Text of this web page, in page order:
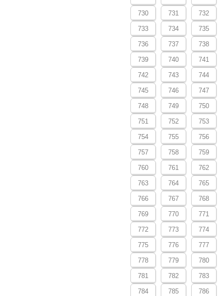
730 731 732
733 734 735
736 737 738
739 740 741
742 743 744
745 746 747
748 749 750
751 752 753
754 755 756
757 758 759
760 761 762
763 764 765
766 767 768
769 770 771
772 773 774
775 776 777
778 779 780
781 782 783
784 785 786